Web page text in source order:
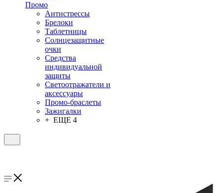
Промо
Антистрессы
Брелоки
Таблетницы
Солнцезащитные
очки
Средства
индивидуальной
защиты
Светоотражатели и
аксессуары
Промо-браслеты
Зажигалки
+ ЕЩЕ 4